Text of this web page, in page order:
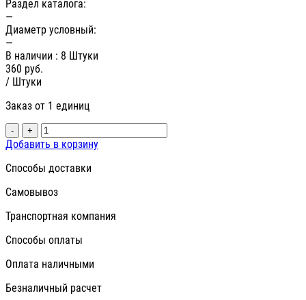
Раздел каталога:
—
Диаметр условный:
—
В наличии : 8 Штуки
360 руб.
/ Штуки
Заказ от 1 единиц
- +
Добавить в корзину
Способы доставки
Самовывоз
Транспортная компания
Способы оплаты
Оплата наличными
Безналичный расчет